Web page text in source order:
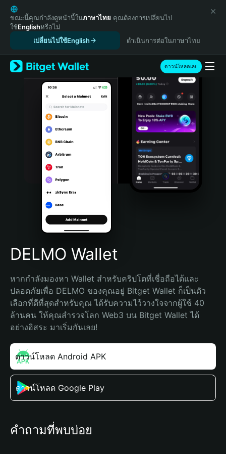
English
日本語
Tiếng Việt
Español (Latinoamérica)
Türkçe
Italiano
Português (Portugal)
Bahasa Indonesia
Português (Brasil)
Español (Argentina)
ขณะนี้คุณกำลังดูหน้านี้ในภาษาไทย คุณต้องการเปลี่ยนไป
ใช้Englishหรือไม่
เปลี่ยนไปใช้English
ดำเนินการต่อในภาษาไทย
ดาวน์โหลดเลย
DELMO Wallet
หากกำลังมองหา Wallet สำหรับคริปโตที่เชื่อถือได้และ
ปลอดภัยเพื่อ DELMO ของคุณอยู่ Bitget Wallet ก็เป็นตัว
เลือกที่ดีที่สุดสำหรับคุณ ได้รับความไว้วางใจจากผู้ใช้ 40
ล้านคน ให้คุณสำรวจโลก Web3 บน Bitget Wallet ได้
อย่างอิสระ มาเริ่มกันเลย!
ดาวน์โหลด Android APK
ดาวน์โหลด Google Play
คำถามที่พบบ่อย